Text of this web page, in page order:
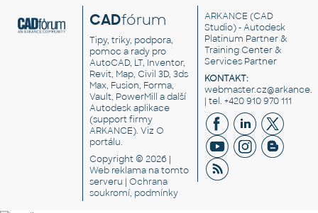
CADfórum
Tipy, triky, podpora,
pomoc a rady pro
AutoCAD, LT, Inventor,
Revit, Map, Civil 3D, 3ds
Max, Fusion, Forma,
Vault, PowerMill a další
Autodesk aplikace
(support firmy
ARKANCE). VizO
portálu.
Copyright © 2026 |
Web reklama na tomto
serveru |Ochrana
soukromí, podmínky
ARKANCE (CAD
Studio) - Autodesk
Platinum Partner &
Training Center &
Services Partner
KONTAKT:
| tel. +420 910 970 111